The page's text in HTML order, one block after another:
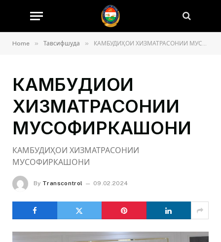
Home » Тавсифшуда » КАМБУДИҲОИ ХИЗМАТРАСОНИИ МУСОФИРКАШОНИ
КАМБУДИҲОИ
ХИЗМАТРАСОНИИ
МУСОФИРКАШОНИ
КАМБУДИҲОИ ХИЗМАТРАСОНИИ
МУСОФИРКАШОНИ
By Transcontrol 09.02.2024